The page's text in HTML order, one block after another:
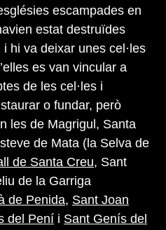
escampades en
estat destruïdes
i hi va deixar unes cel·les
es van vincular a
de les cel·les i
o fundar, però
les de Magrigul, Santa
de Mata (la Selva de
de Santa Creu, Sant
de la Garriga
de Penida, Sant Joan
del Pení i Sant Genís del